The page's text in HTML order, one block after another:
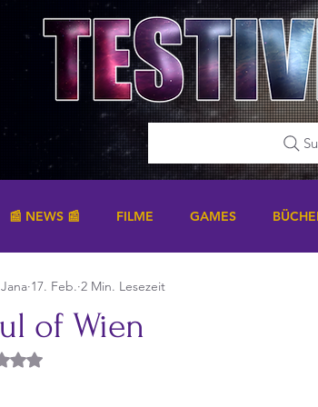
📰 NEWS 📰 FILME GAMES
of Wien
Jana 17. Feb. 2 Min. Lesezeit
Mit NaN von 5 Sternen bewertet.